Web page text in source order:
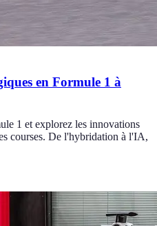
en Formule 1 à
1 et explorez les innovations
courses. De l'hybridation à l'IA,